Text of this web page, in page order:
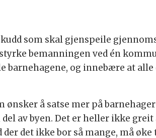
som skal gjenspeile
bemanningen ved én
og innebære at
ønsker å satse mer på
av byen. Det er heller ikke
det ikke bor så mange, må